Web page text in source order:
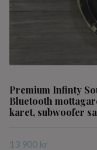
Premium Infinty
Bluetooth
karet, subwoofer
13 900 kr